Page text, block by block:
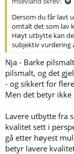
Dersom du får lavt
omtalt det som lav
Høyt utbytte kan
subjektiv vurdering
Nja - Barke
pilsmalt, og det
- og sikkert for
Men det betyr
Lavere utbytte fra
kvalitet sett i
gå etter høyest
betyr lavere